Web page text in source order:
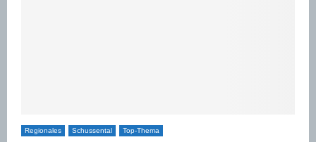
Regionales Schussental Top-Thema